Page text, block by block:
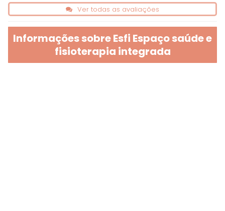
Ver todas as avaliações
Informações sobre Esfi Espaço saúde e
fisioterapia integrada